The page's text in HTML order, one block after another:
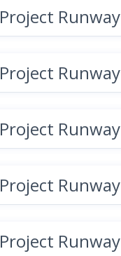
Project Runway
Project Runway
Project Runway
Project Runway
Project Runway